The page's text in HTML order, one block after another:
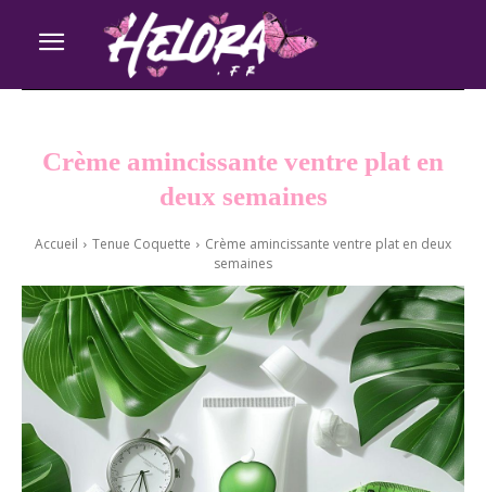
Crème amincissante ventre plat en
deux semaines
Accueil Tenue Coquette
Crème amincissante ventre plat en deux
semaines